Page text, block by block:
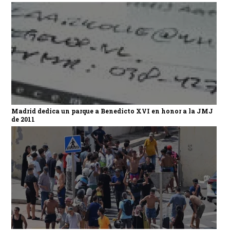
Madrid dedica un parque a Benedicto XVI en honor a la JMJ
de 2011